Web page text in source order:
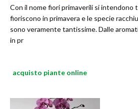
Con il nome fiori primaverili si
fioriscono in primavera e le specie
sono veramente tantissime. Dalle
in pr
acquisto piante online